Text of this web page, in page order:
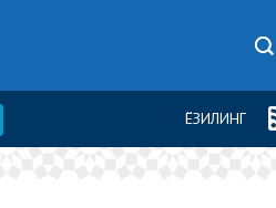
ЁЗИЛИНГ